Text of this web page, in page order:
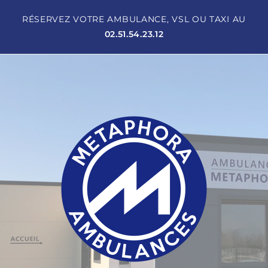
RÉSERVEZ VOTRE AMBULANCE, VSL OU TAXI AU
02.51.54.23.12